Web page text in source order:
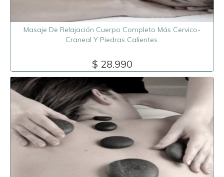
Masaje De Relajación Cuerpo Completo Más Cervico-
Craneal Y Piedras Calientes.
$ 28.990